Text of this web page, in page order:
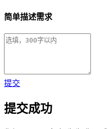
简单描述需求
提交
提交成功